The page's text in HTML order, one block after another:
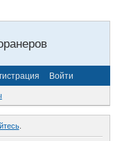
Войти
.